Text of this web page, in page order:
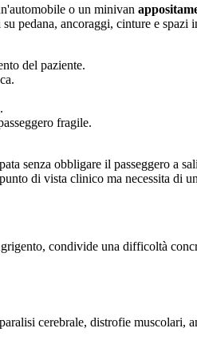
o un minivan
pedana, ancoraggi, cinture e spazi
del paziente.
fragile.
senza obbligare il passeggero a
di vista clinico ma necessita di
, condivide una difficoltà
cerebrale, distrofie muscolari,